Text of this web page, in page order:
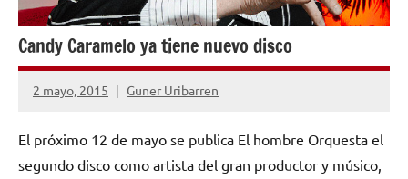
Candy Caramelo ya tiene nuevo disco
2 mayo, 2015 Guner Uribarren
No
comentarios
El próximo 12 de mayo se publica El hombre Orquesta el
segundo disco como artista del gran productor y músico,